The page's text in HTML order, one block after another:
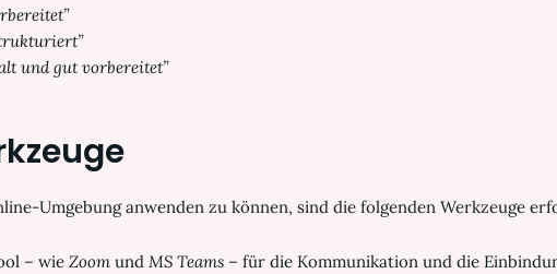
und gut vorbereitet”
Umgebung anwenden zu können, sind die folgenden Werkzeuge
– wie Zoom und MS Teams – für die Kommunikation und die